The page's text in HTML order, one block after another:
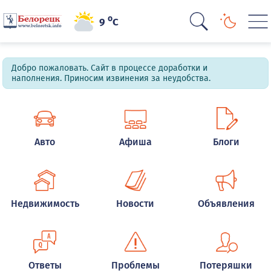
9oC
Добро пожаловать. Сайт в процессе доработки и
наполнения. Приносим извинения за неудобства.
Авто Афиша Блоги
Недвижимость Новости Объявления
Ответы Проблемы Потеряшки